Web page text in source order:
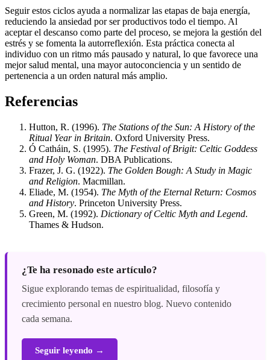
Seguir estos ciclos ayuda a normalizar las etapas de baja energía,
reduciendo la ansiedad por ser productivos todo el tiempo. Al
aceptar el descanso como parte del proceso, se mejora la gestión del
estrés y se fomenta la autorreflexión. Esta práctica conecta al
individuo con un ritmo más pausado y natural, lo que favorece una
mejor salud mental, una mayor autoconciencia y un sentido de
pertenencia a un orden natural más amplio.
Referencias
Hutton, R. (1996). The Stations of the Sun: A History of the
Ritual Year in Britain. Oxford University Press.
Ó Catháin, S. (1995). The Festival of Brigit: Celtic Goddess
and Holy Woman. DBA Publications.
Frazer, J. G. (1922). The Golden Bough: A Study in Magic
and Religion. Macmillan.
Eliade, M. (1954). The Myth of the Eternal Return: Cosmos
and History. Princeton University Press.
Green, M. (1992). Dictionary of Celtic Myth and Legend.
Thames & Hudson.
¿Te ha resonado este artículo?
Sigue explorando temas de espiritualidad, filosofía y
crecimiento personal en nuestro blog. Nuevo contenido
cada semana.
Seguir leyendo →